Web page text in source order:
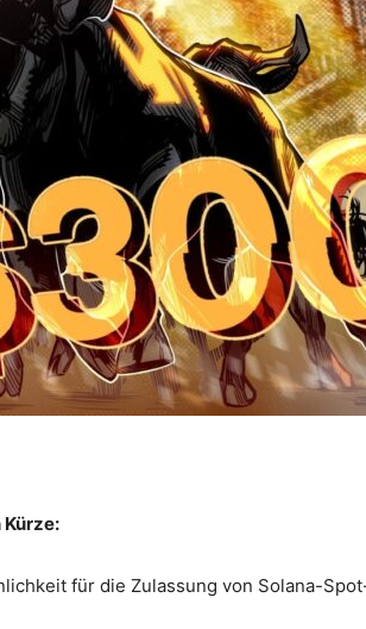
für die Zulassung von Solana-